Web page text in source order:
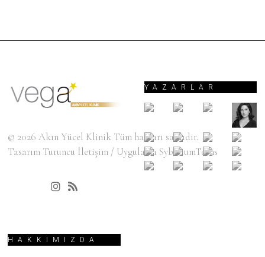
© 2026Akın Yücel Klinik Tüm hakları saklıdır.
Tasarım Turuncu İletişim / Uygulama SyberiumTechs
YAZARLAR
HAKKIMIZDA